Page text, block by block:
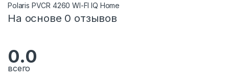
Polaris PVCR 4260 WI-FI IQ Home
На основе 0 отзывов
0.0
всего